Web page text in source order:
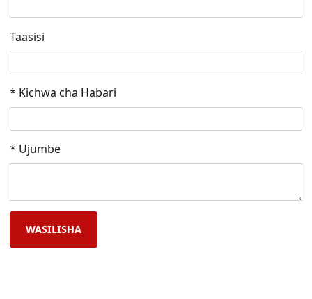
Taasisi
* Kichwa cha Habari
* Ujumbe
WASILISHA